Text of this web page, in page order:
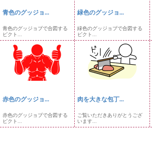
青色のグッジョ...
青色のグッジョブで合図する
ピクト...
緑色のグッジョ...
緑色のグッジョブで合図する
ピクト...
赤色のグッジョ...
赤色のグッジョブで合図する
ピクト...
肉を大きな包丁...
ご覧いただきありがとうござ
います...